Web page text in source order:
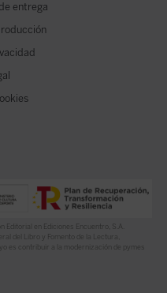
entrega
Editorial en Ediciones Encuentro, S.A.
del Libro y Fomento de la Lectura,
es contribuir a la modernización de pymes